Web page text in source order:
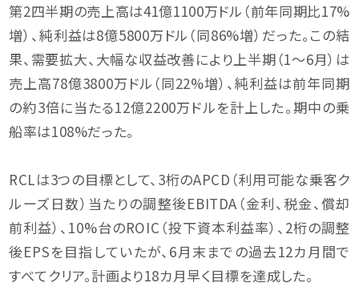
第2四半期の売上高は41億1100万ドル（前年同期比17%
増）、純利益は8億5800万ドル（同86%増）だった。この結
果、需要拡大、大幅な収益改善により上半期（1〜6月）は
売上高78億3800万ドル（同22%増）、純利益は前年同期
の約3倍に当たる12億2200万ドルを計上した。期中の乗
船率は108%だった。
RCLは3つの目標として、3桁のAPCD（利用可能な乗客ク
ルーズ日数）当たりの調整後EBITDA（金利、税金、償却
前利益）、10%台のROIC（投下資本利益率）、2桁の調整
後EPSを目指していたが、6月末までの過去12カ月間で
すべてクリア。計画より18カ月早く目標を達成した。